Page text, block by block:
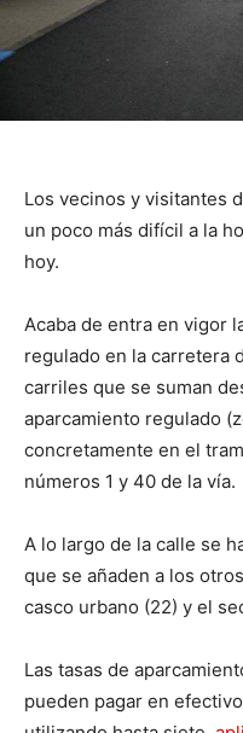
Los vecinos y visitantes
un poco más difícil a la
hoy.
Acaba de entra en vigor
regulado en la carretera
carriles que se suman
aparcamiento regulado
concretamente en el
números 1 y 40 de la vía.
A lo largo de la calle se
que se añaden a los
casco urbano (22) y el
Las tasas de
pueden pagar en